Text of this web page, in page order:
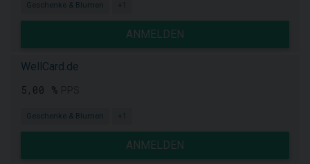
Geschenke & Blumen +1
ANMELDEN
WellCard.de
5,00 %
Geschenke & Blumen +1
ANMELDEN